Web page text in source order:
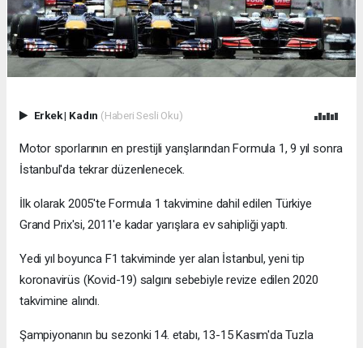
Erkek| Kadın (Haberi Sesli Oku)
Motor sporlarının en prestijli yarışlarından Formula 1, 9 yıl sonra
İstanbul'da tekrar düzenlenecek.
İlk olarak 2005'te Formula 1 takvimine dahil edilen Türkiye
Grand Prix'si, 2011'e kadar yarışlara ev sahipliği yaptı.
Yedi yıl boyunca F1 takviminde yer alan İstanbul, yeni tip
koronavirüs (Kovid-19) salgını sebebiyle revize edilen 2020
takvimine alındı.
Şampiyonanın bu sezonki 14. etabı, 13-15 Kasım'da Tuzla